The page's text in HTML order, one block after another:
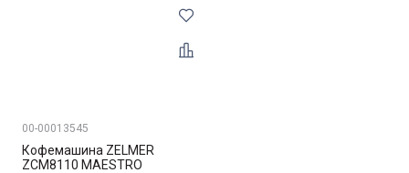
00-00013545
Кофемашина ZELMER
ZCM8110 MAESTRO